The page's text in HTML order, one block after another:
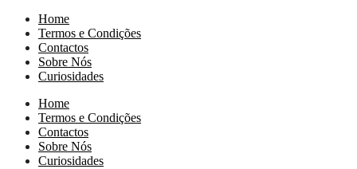
Home
Termos e Condições
Contactos
Sobre Nós
Curiosidades
Home
Termos e Condições
Contactos
Sobre Nós
Curiosidades